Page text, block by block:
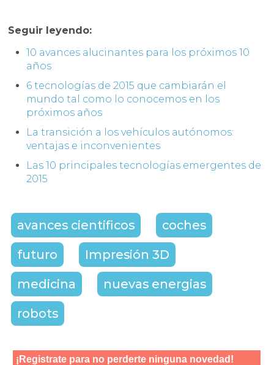
Seguir leyendo:
10 avances alucinantes para los próximos 10
años
6 tecnologías de 2015 que cambiarán el
mundo tal como lo conocemos en los
próximos años
La transición a los vehículos autónomos:
ventajas e inconvenientes
Las 10 principales tecnologías emergentes de
2015
avances cientificos
coches
futuro
Impresión 3D
medicina
nuevas energias
robots